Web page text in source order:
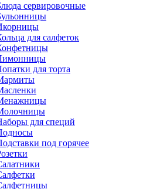
сервировочные
для салфеток
для торта
для специй
под горячее